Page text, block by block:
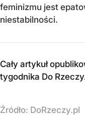
feminizmu jest
niestabilności.
Cały artykuł
tygodnika Do Rzeczy
Źródło: DoRzeczy.pl